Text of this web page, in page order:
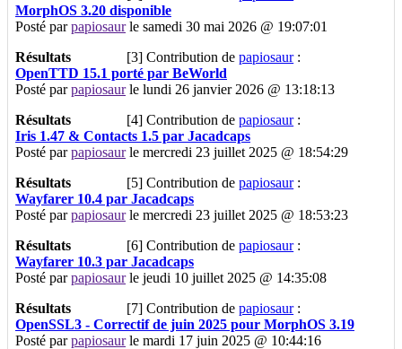
MorphOS 3.20 disponible
Posté parpapiosaurle samedi 30 mai 2026 @ 19:07:01
Résultats
[3] Contribution depapiosaur:
OpenTTD 15.1 porté par BeWorld
Posté parpapiosaurle lundi 26 janvier 2026 @ 13:18:13
Résultats
[4] Contribution depapiosaur:
Iris 1.47 & Contacts 1.5 par Jacadcaps
Posté parpapiosaurle mercredi 23 juillet 2025 @ 18:54:29
Résultats
[5] Contribution depapiosaur:
Wayfarer 10.4 par Jacadcaps
Posté parpapiosaurle mercredi 23 juillet 2025 @ 18:53:23
Résultats
[6] Contribution depapiosaur:
Wayfarer 10.3 par Jacadcaps
Posté parpapiosaurle jeudi 10 juillet 2025 @ 14:35:08
Résultats
[7] Contribution depapiosaur:
OpenSSL3 - Correctif de juin 2025 pour MorphOS 3.19
Posté parpapiosaurle mardi 17 juin 2025 @ 10:44:16